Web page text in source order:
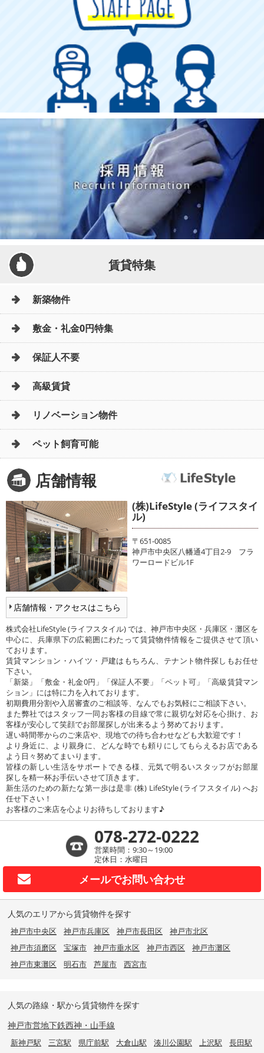
賃貸特集
新築物件
敷金・礼金0円特集
保証人不要
高級賃貸
リノベーション物件
ペット飼育可能
店舗情報
店舗情報・アクセスはこちら
(株)LifeStyle (ライフスタイ
ル)
〒651-0085
神戸市中央区八幡通4丁目2-9 フラ
ワーロードビル1F
株式会社LifeStyle (ライフスタイル) では、神戸市中央区・兵庫区・灘区を
中心に、兵庫県下の広範囲にわたって賃貸物件情報をご提供させて頂い
ております。
賃貸マンション・ハイツ・戸建はもちろん、テナント物件探しもお任せ
下さい。
「新築」「敷金・礼金0円」「保証人不要」「ペット可」「高級賃貸マン
ション」には特に力を入れております。
初期費用分割や入居審査のご相談等、なんでもお気軽にご相談下さい。
また弊社ではスタッフ一同お客様の目線で常に親切な対応を心掛け、お
客様が安心して笑顔でお部屋探しが出来るよう努めております。
遅い時間帯からのご来店や、現地での待ち合わせなども大歓迎です！
より身近に、より親身に、どんな時でも頼りにしてもらえるお店である
よう日々努めてまいります。
皆様の新しい生活をサポートできる様、元気で明るいスタッフがお部屋
探しを精一杯お手伝いさせて頂きます。
新生活のための新たな第一歩は是非 (株) LifeStyle (ライフスタイル) へお
任せ下さい！
お客様のご来店を心よりお待ちしております♪
078-272-0222
営業時間：9:30～19:00
定休日：水曜日
メールでお問い合わせ
人気のエリアから賃貸物件を探す
神戸市中央区 神戸市兵庫区 神戸市長田区
神戸市北区
神戸市須磨区
宝塚市 神戸市垂水区 神戸市西区
神戸市灘区
神戸市東灘区
明石市 芦屋市 西宮市
人気の路線・駅から賃貸物件を探す
神戸市営地下鉄西神・山手線
新神戸駅 三宮駅 県庁前駅 大倉山駅 湊川公園駅 上沢駅
長田駅